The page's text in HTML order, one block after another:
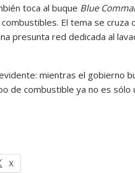
toca al buque Blue
El tema se cruza
presunta red dedicada al
mientras el gobierno
de combustible ya no es sólo
X